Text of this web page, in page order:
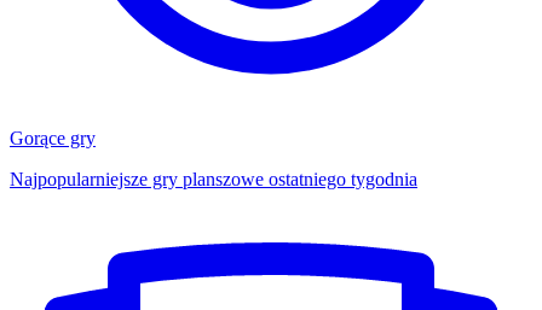
Gorące gry
Najpopularniejsze gry planszowe ostatniego tygodnia